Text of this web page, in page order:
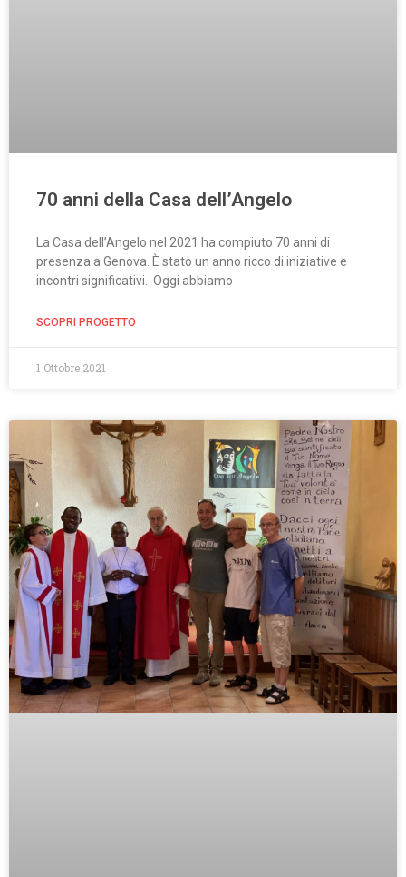
70 anni della Casa dell’Angelo
La Casa dell’Angelo nel 2021 ha compiuto 70 anni di
presenza a Genova. È stato un anno ricco di iniziative e
incontri significativi. Oggi abbiamo
SCOPRI PROGETTO
1 Ottobre 2021